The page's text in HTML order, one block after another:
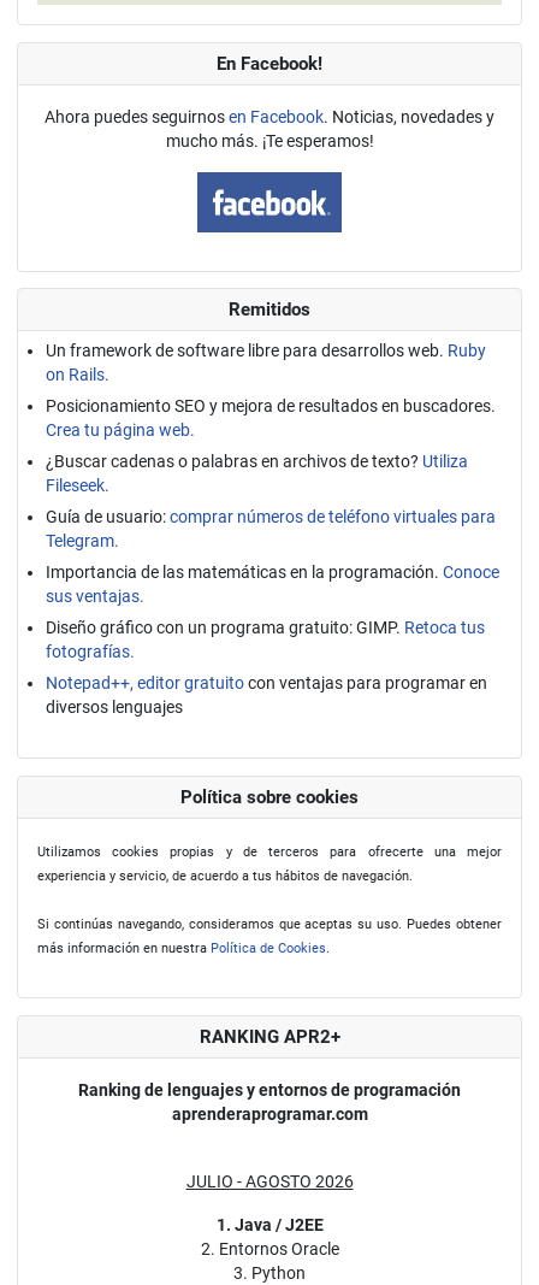
En Facebook!
Ahora puedes seguirnosen Facebook. Noticias, novedades y
mucho más. ¡Te esperamos!
Remitidos
Un framework de software libre para desarrollos web. Ruby
on Rails.
Posicionamiento SEO y mejora de resultados en buscadores.
Crea tu página web.
¿Buscar cadenas o palabras en archivos de texto? Utiliza
Fileseek.
Guía de usuario:comprar números de teléfono virtuales para
Telegram.
Importancia de las matemáticas en la programación. Conoce
sus ventajas.
Diseño gráfico con un programa gratuito: GIMP. Retoca tus
fotografías.
Notepad++, editor gratuitocon ventajas para programar en
diversos lenguajes
Política sobre cookies
Utilizamos cookies propias y de terceros para ofrecerte una mejor
experiencia y servicio, de acuerdo a tus hábitos de navegación.
Si continúas navegando, consideramos que aceptas su uso. Puedes obtener
más información en nuestra Política de Cookies.
RANKING APR2+
Ranking de lenguajes y entornos de programación
aprenderaprogramar.com
JULIO - AGOSTO 2026
1. Java / J2EE
2. Entornos Oracle
3. Python